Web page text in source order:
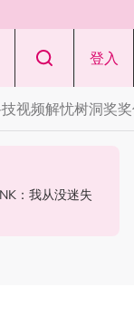
登入
视频解忧树洞奖
癌造型几乎一
属恶意造谣！
：我从没迷失